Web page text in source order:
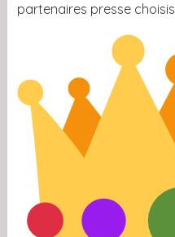
partenaires presse choisis